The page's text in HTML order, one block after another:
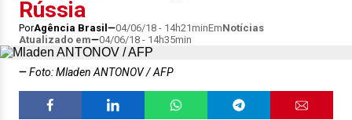
Rússia
PorAgência Brasil 04/06/18 - 14h21minEmNotícias
Atualizado em
04/06/18 - 14h35min
Foto: Mladen ANTONOV / AFP